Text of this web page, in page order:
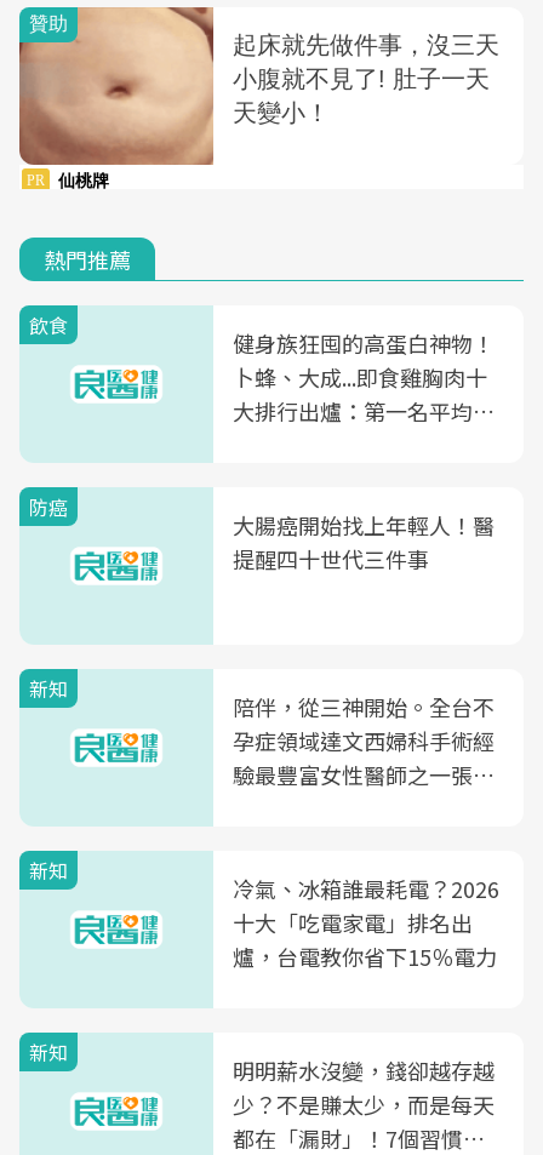
熱門推薦
飲食
健身族狂囤的高蛋白神物！
卜蜂、大成...即食雞胸肉十
大排行出爐：第一名平均一
防癌
大腸癌開始找上年輕人！醫
提醒四十世代三件事
新知
陪伴，從三神開始。全台不
孕症領域達文西婦科手術經
驗最豐富女性醫師之一張永
光田醫院建構360度女性健
康照護生態圈
新知
冷氣、冰箱誰最耗電？2026
十大「吃電家電」排名出
爐，台電教你省下15％電力
新知
明明薪水沒變，錢卻越存越
少？不是賺太少，而是每天
都在「漏財」！7個習慣一